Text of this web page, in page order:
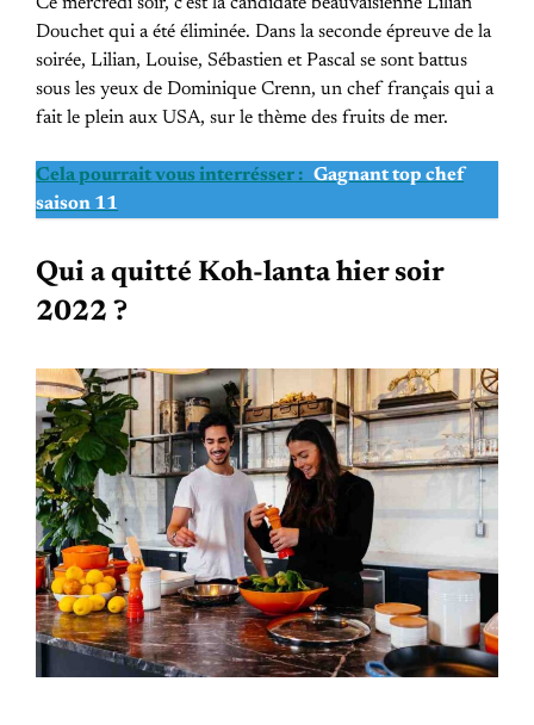
Ce mercredi soir, c’est la candidate beauvaisienne Lilian
Douchet qui a été éliminée. Dans la seconde épreuve de la
soirée, Lilian, Louise, Sébastien et Pascal se sont battus
sous les yeux de Dominique Crenn, un chef français qui a
fait le plein aux USA, sur le thème des fruits de mer.
Cela pourrait vous interrésser : Gagnant top chef
saison 11
Qui a quitté Koh-lanta hier soir
2022 ?